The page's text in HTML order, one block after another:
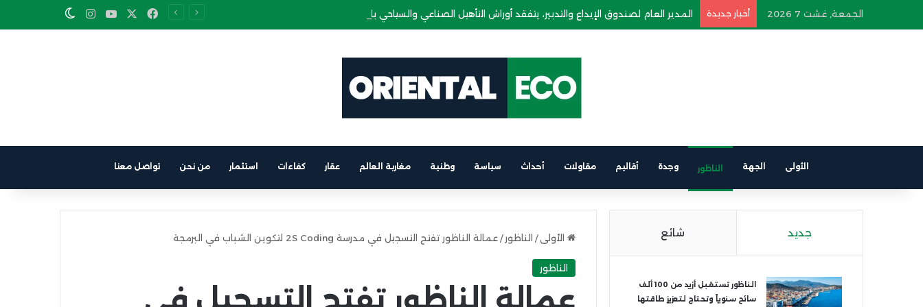
الجمعة, غشت 7 2026 أخبار جديدة المدير العام لصندوق الإيداع والتدبير، يتفقد أوراش التأهيل الصناعي والسياحي بالناظور والسعيدية Facebook
YouTube
Instagram
Switch skin
الأولى الجهة الناظور وجدة أقاليم مقاولات أحداث سياسة وطنية مغاربة العالم عقار كفاءات استثمار من نحن تواصل معنا
الأولى / الناظور / عمالة الناظور تفتح التسجيل في مدرسة 2S Coding لتكوين الشباب في البرمجة
الناظور
عمالة الناظور تفتح التسجيل في
جديد شائع
الناظور تستقبل أزيد من 100 ألف
سائح سنوياً وتحتاج لتعزيز طاقتها